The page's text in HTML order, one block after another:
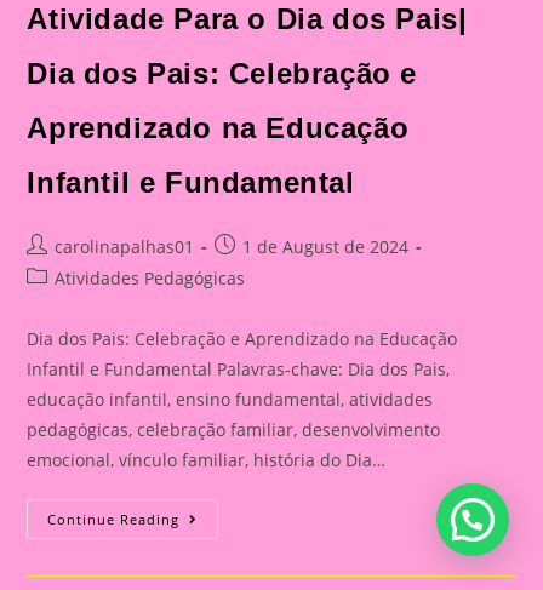
Atividade Para o Dia dos Pais|
Dia dos Pais: Celebração e
Aprendizado na Educação
Infantil e Fundamental
Post
author:
carolinapalhas01
Post
published:
1 de August de 2024
PostAtividades Pedagógicas
Dia dos Pais: Celebração e Aprendizado na Educação
Infantil e Fundamental Palavras-chave: Dia dos Pais,
educação infantil, ensino fundamental, atividades
pedagógicas, celebração familiar, desenvolvimento
emocional, vínculo familiar, história do Dia…
Continue Reading Atividade
Para